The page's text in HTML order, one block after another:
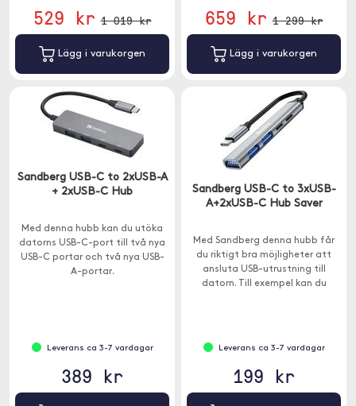
529 kr 1 019 kr
Lägg i varukorgen
659 kr 1 299 kr
Lägg i varukorgen
Sandberg USB-C to 2xUSB-A
+ 2xUSB-C Hub
Med denna hubb kan du utöka
datorns USB-C-port till två nya
USB-C portar och två nya USB-
A-portar.
Leverans ca 3-7 vardagar
389 kr
Sandberg USB-C to 3xUSB-
A+2xUSB-C Hub Saver
Med Sandberg denna hubb får
du riktigt bra möjligheter att
ansluta USB-utrustning till
datorn. Till exempel kan du
Leverans ca 3-7 vardagar
199 kr